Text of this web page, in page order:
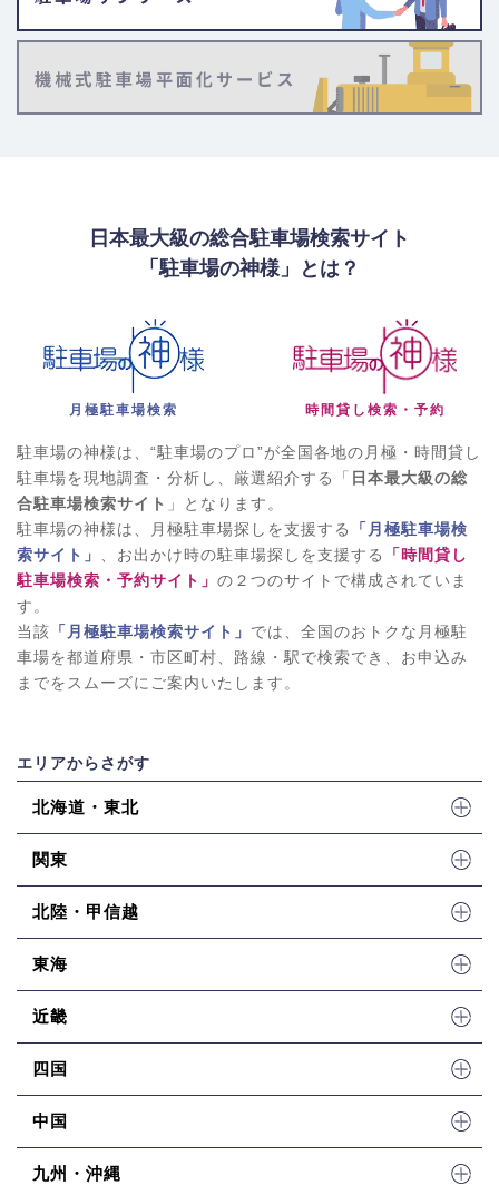
日本最大級の総合駐車場検索サイト
「駐車場の神様」とは？
月極駐車場検索 時間貸し検索・予約
駐車場の神様は、“駐車場のプロ”が全国各地の月極・時間貸し
駐車場を現地調査・分析し、厳選紹介する「 日本最大級の総
合駐車場検索サイト 」となります。
駐車場の神様は、月極駐車場探しを支援する
「月極駐車場検
索サイト」
、お出かけ時の駐車場探しを支援する
「時間貸し
駐車場検索・予約サイト」 の２つのサイトで構成されていま
す。
当該 「月極駐車場検索サイト」 では、全国のおトクな月極駐
車場を都道府県・市区町村、路線・駅で検索でき、お申込み
までをスムーズにご案内いたします。
エリアからさがす
北海道・東北
関東
北陸・甲信越
東海
近畿
四国
中国
九州・沖縄